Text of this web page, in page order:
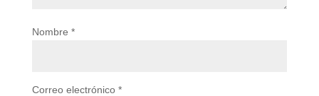
Nombre *
Correo electrónico *